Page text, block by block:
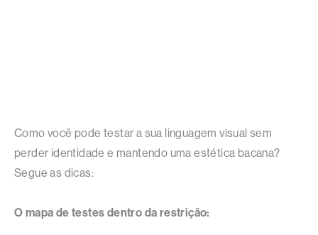
Como você pode testar a sua linguagem visual sem
perder identidade e mantendo uma estética bacana?
Segue as dicas:
O mapa de testes dentro da restrição: